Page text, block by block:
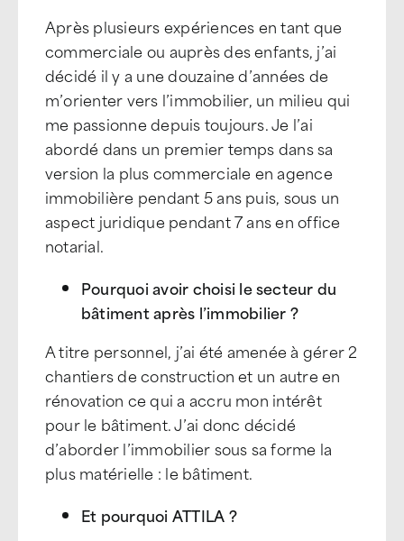
Après plusieurs expériences en tant que
commerciale ou auprès des enfants, j’ai
décidé il y a une douzaine d’années de
m’orienter vers l’immobilier, un milieu qui
me passionne depuis toujours. Je l’ai
abordé dans un premier temps dans sa
version la plus commerciale en agence
immobilière pendant 5 ans puis, sous un
aspect juridique pendant 7 ans en office
notarial.
Pourquoi avoir choisi le secteur du
bâtiment après l’immobilier ?
A titre personnel, j’ai été amenée à gérer 2
chantiers de construction et un autre en
rénovation ce qui a accru mon intérêt
pour le bâtiment. J’ai donc décidé
d’aborder l’immobilier sous sa forme la
plus matérielle : le bâtiment.
Et pourquoi ATTILA ?